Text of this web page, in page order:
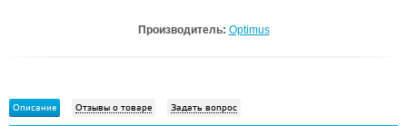
Производитель: Optimus
Описание Отзывы о товаре Задать вопрос